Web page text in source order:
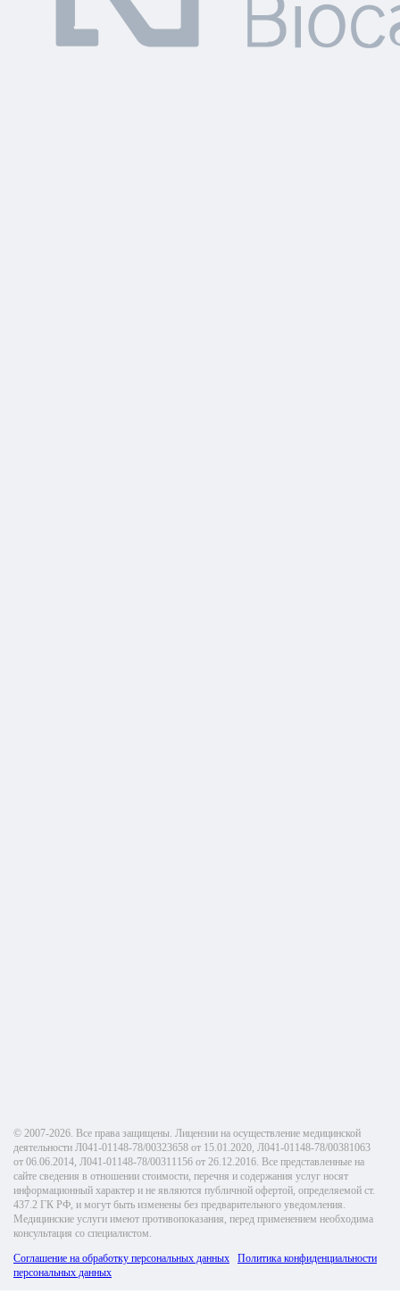
© 2007-2026. Все права защищены. Лицензии на осуществление медицинской
деятельности Л041-01148-78/00323658 от 15.01.2020, Л041-01148-78/00381063
от 06.06.2014, Л041-01148-78/00311156 от 26.12.2016. Все представленные на
сайте сведения в отношении стоимости, перечня и содержания услуг носят
информационный характер и не являются публичной офертой, определяемой ст.
437.2 ГК РФ, и могут быть изменены без предварительного уведомления.
Медицинские услуги имеют противопоказания, перед применением необходима
консультация со специалистом.
Соглашение на обработку персональных данных
Политика конфиденциальности
персональных данных